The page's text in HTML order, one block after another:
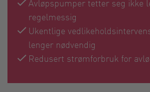
Avløpspumper tetter seg ikke
regelmessig
Ukentlige
lenger nødvendig
Redusert strømforbruk for